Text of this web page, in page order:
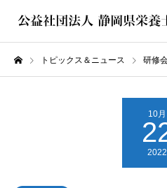
トピックス＆ニュース 研修
10月
2022